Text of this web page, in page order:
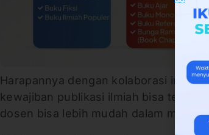
Harapannya dengan kolaborasi ini,
kewajiban publikasi ilmiah bisa
dosen bisa lebih mudah dalam